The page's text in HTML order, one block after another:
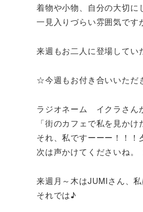
着物や小物、自分の大切に
一見入りづらい雰囲気です
来週もお二人に登場してい
☆今週もお付き合いいただ
ラジオネーム イクラさん
「街のカフェで私を見か
それ、私ですーーー！！！
次は声かけてくださいね。
来週月～木はJUMIさん、
それでは♪